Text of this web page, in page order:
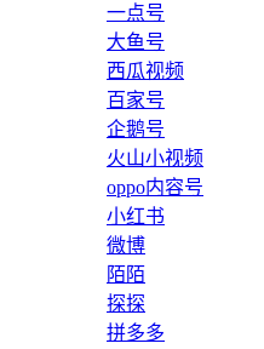
一点号
大鱼号
西瓜视频
百家号
企鹅号
火山小视频
oppo内容号
小红书
微博
陌陌
探探
拼多多